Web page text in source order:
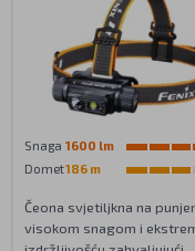
Snaga 1600 lm
Domet186 m
Čeona svjetiljkna na
visokom snagom i